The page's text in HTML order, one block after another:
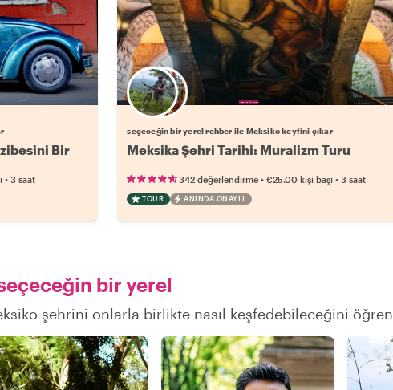
Bir
• 3 saat
Favori yerel rehberini seç
seçeceğin bir yerel rehber ile Meksiko keyfini çıkar
Meksika Şehri Tarihi: Muralizm Turu
342 değerlendirme •€25.00 kişi başı •3 saat
TOUR ANINDA ONAYLI
bir yerel
şehrini onlarla birlikte nasıl keşfedebileceğini öğren